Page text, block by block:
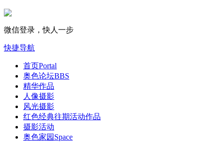
微信登录，快人一步
快捷导航
首页Portal
奥色论坛BBS
精华作品
人像摄影
风光摄影
红色经典往期活动作品
摄影活动
奥色家园 Space